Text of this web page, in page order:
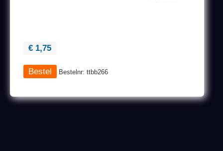
€ 1,75
Bestelnr: ttbb266